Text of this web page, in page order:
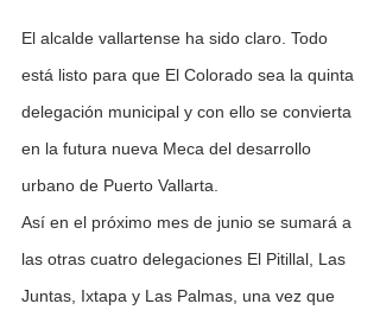
El alcalde vallartense ha sido claro. Todo
está listo para que El Colorado sea la quinta
delegación municipal y con ello se convierta
en la futura nueva Meca del desarrollo
urbano de Puerto Vallarta.
Así en el próximo mes de junio se sumará a
las otras cuatro delegaciones El Pitillal, Las
Juntas, Ixtapa y Las Palmas, una vez que